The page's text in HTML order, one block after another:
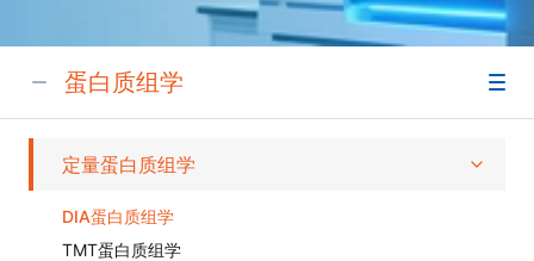
蛋白质组学
定量蛋白质组学
DIA蛋白质组学
TMT蛋白质组学